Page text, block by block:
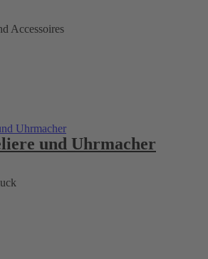
Accessoires
und Uhrmacher